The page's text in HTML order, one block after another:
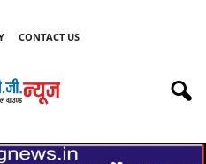
CONTACT US